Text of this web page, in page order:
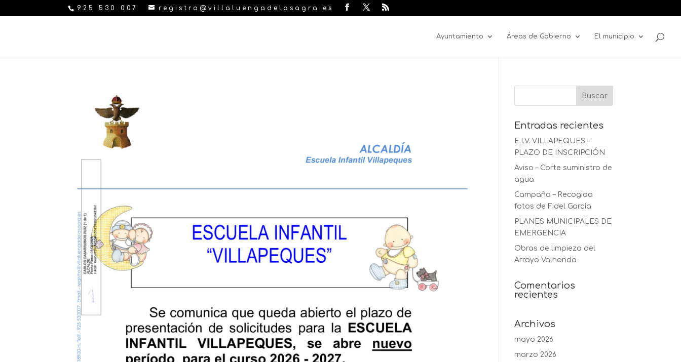
925 530 007 registro@villaluengadelasagra.es
Ayuntamiento Áreas de Gobierno El municipio
Entradas recientes
E.I.V. VILLAPEQUES –
PLAZO DE INSCRIPCIÓN
Aviso – Corte suministro de
agua
Campaña – Recogida
fotos de Fidel García
PLANES MUNICIPALES DE
EMERGENCIA
Obras de limpieza del
Arroyo Valhondo
Comentarios
recientes
Archivos
mayo 2026
marzo 2026